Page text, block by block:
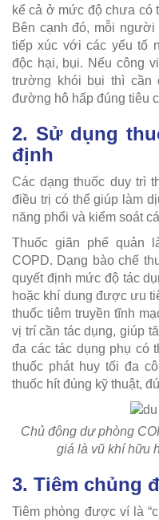
kể cả ở mức độ chưa có
Bên cạnh đó, mỗi
tiếp xúc với các yếu tố
độc hại, bụi. Nếu công
trường khói bụi thì cần
đường hô hấp đúng tiêu
2. Sử dụng
định
Các dạng thuốc duy trì
điều trị có thể giúp làm
năng phổi và kiểm soát
Thuốc giãn phế quản
COPD. Dạng bào chế
quyết định mức độ tác
hoặc khí dung được ưu
thuốc tiêm truyền tĩnh
vị trí cần tác dụng, giúp
đa các tác dụng phụ có
thuốc phát huy tối đa
thuốc hít đúng kỹ thuật,
Chủ động dự phòng
giá là vũ khí hữu
3. Tiêm chủng
Tiêm phòng được ví là